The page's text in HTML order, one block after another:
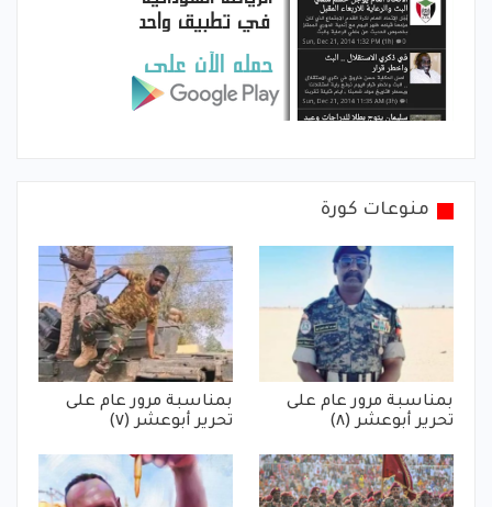
منوعات كورة
بمناسبة مرور عام على
تحرير أبوعشر (٨)
بمناسبة مرور عام على
تحرير أبوعشر (٧)